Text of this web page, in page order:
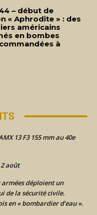
– début de
« Aphrodite » : des
américains
en bombes
à
13 F3 155 mm au 40e
2 août
armées déploient un
de la sécurité civile.
en « bombardier d’eau ».